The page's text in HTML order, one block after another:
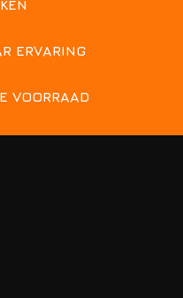
ERVARING
VOORRAAD